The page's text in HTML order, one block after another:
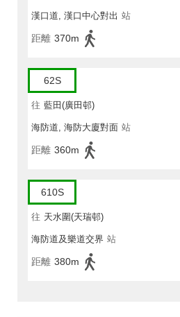
漢口道, 漢口中心對出 站
距離 370m
62S
往 藍田(廣田邨)
海防道, 海防大廈對面 站
距離 360m
610S
往 天水圍(天瑞邨)
海防道及樂道交界 站
距離 380m